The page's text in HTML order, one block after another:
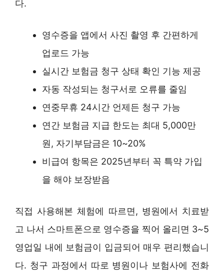
다.
영수증을 앱에서 사진 촬영 후 간편하게
업로드 가능
실시간 보험금 청구 상태 확인 기능 제공
자동 작성되는 청구서로 오류를 줄임
연중무휴 24시간 언제든 청구 가능
연간 보험금 지급 한도는 최대 5,000만
원, 자기부담금은 10~20%
비급여 항목은 2025년부터 꼭 특약 가입
을 해야 보장받음
직접 사용해본 체험에 따르면, 병원에서 치료받
고 나서 스마트폰으로 영수증을 찍어 올리면 3~5
영업일 내에 보험금이 입금되어 매우 편리했습니
다. 청구 과정에서 따로 병원이나 보험사에 전화